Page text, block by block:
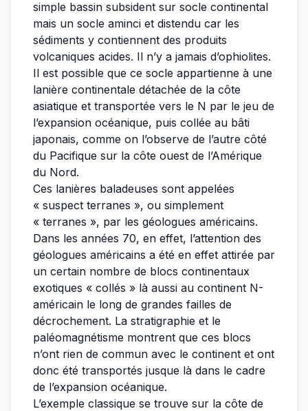
simple bassin subsident sur socle continental
mais un socle aminci et distendu car les
sédiments y contiennent des produits
volcaniques acides. Il n’y a jamais d’ophiolites.
Il est possible que ce socle appartienne à une
lanière continentale détachée de la côte
asiatique et transportée vers le N par le jeu de
l’expansion océanique, puis collée au bâti
japonais, comme on l’observe de l’autre côté
du Pacifique sur la côte ouest de l’Amérique
du Nord.
Ces lanières baladeuses sont appelées
« suspect terranes », ou simplement
« terranes », par les géologues américains.
Dans les années 70, en effet, l’attention des
géologues américains a été en effet attirée par
un certain nombre de blocs continentaux
exotiques « collés » là aussi au continent N-
américain le long de grandes failles de
décrochement. La stratigraphie et le
paléomagnétisme montrent que ces blocs
n’ont rien de commun avec le continent et ont
donc été transportés jusque là dans le cadre
de l’expansion océanique.
L’exemple classique se trouve sur la côte de